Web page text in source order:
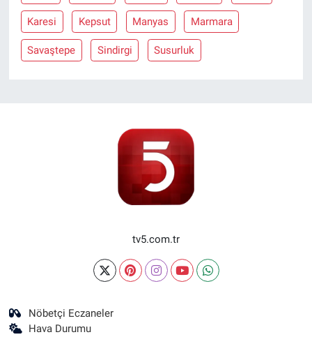
Karesi Kepsut Manyas Marmara
Savaştepe Sindirgi Susurluk
tv5.com.tr
Nöbetçi Eczaneler
Hava Durumu